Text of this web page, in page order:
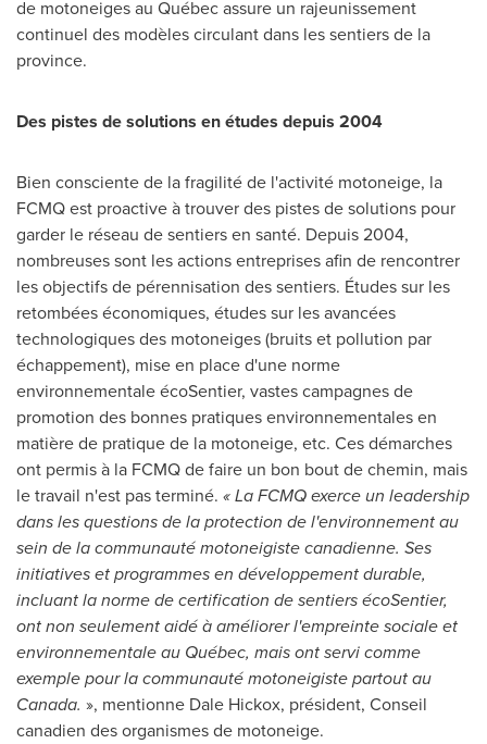
de motoneiges au Québec assure un rajeunissement
continuel des modèles circulant dans les sentiers de la
province.
Des pistes de solutions en études depuis 2004
Bien consciente de la fragilité de l'activité motoneige, la
FCMQ est proactive à trouver des pistes de solutions pour
garder le réseau de sentiers en santé. Depuis 2004,
nombreuses sont les actions entreprises afin de rencontrer
les objectifs de pérennisation des sentiers. Études sur les
retombées économiques, études sur les avancées
technologiques des motoneiges (bruits et pollution par
échappement), mise en place d'une norme
environnementale écoSentier, vastes campagnes de
promotion des bonnes pratiques environnementales en
matière de pratique de la motoneige, etc. Ces démarches
ont permis à la FCMQ de faire un bon bout de chemin, mais
le travail n'est pas terminé. « La FCMQ exerce un leadership
dans les questions de la protection de l'environnement au
sein de la communauté motoneigiste canadienne. Ses
initiatives et programmes en développement durable,
incluant la norme de certification de sentiers écoSentier,
ont non seulement aidé à améliorer l'empreinte sociale et
environnementale au Québec, mais ont servi comme
exemple pour la communauté motoneigiste partout au
Canada. », mentionne Dale Hickox, président, Conseil
canadien des organismes de motoneige.